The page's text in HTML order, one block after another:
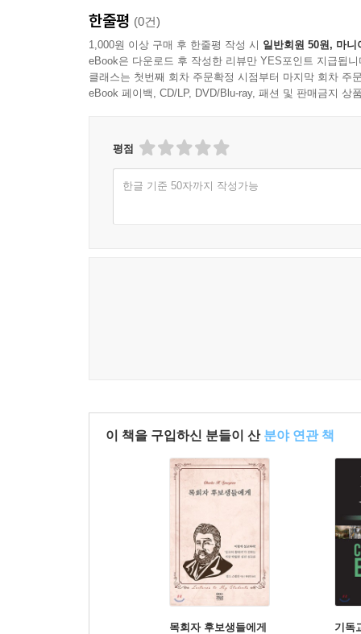
한줄평 (0건)
1,000원 이상 구매 후 한줄평 작성 시 일반회원 50원, 마니
eBook은 다운로드 후 작성한 리뷰만 YES포인트 지급됩니
클래스는 첫번째 회차 주문확정 시점부터 마지막 회차 주
eBook 페이백, CD/LP, DVD/Blu-ray, 패션 및 판매금지 상
평점
한글 기준 50자까지 작성가능
이 책을 구입하신 분들이 산 분야 연관 책
목회자 후보생들에게 기독